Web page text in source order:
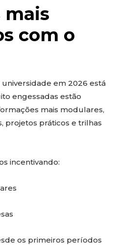
mais
com o
em 2026 está
engessadas estão
mais modulares,
projetos práticos e trilhas
incentivando:
os primeiros períodos